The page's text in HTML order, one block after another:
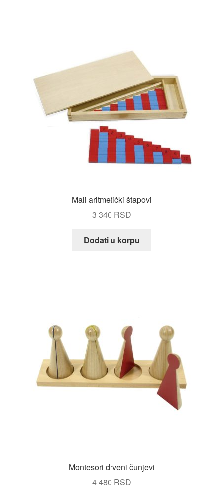
Mali aritmetički štapovi
3 340 RSD
Dodati u korpu
Montesori drveni čunjevi
4 480 RSD